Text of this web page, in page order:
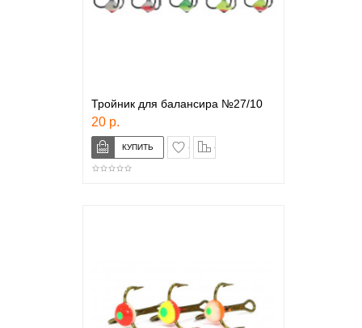
Тройник для балансира №27/10
20 р.
в закладки